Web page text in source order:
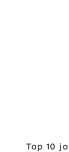
Top 10